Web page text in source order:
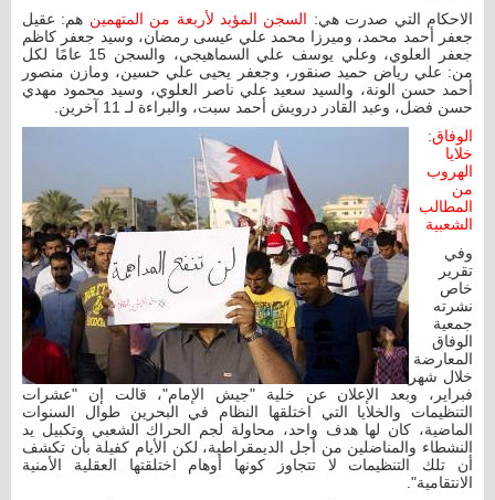
الاحكام التي صدرت هي: السجن المؤبد لأربعة من المتهمين هم: عقيل
جعفر أحمد محمد، وميرزا محمد علي عيسى رمضان، وسيد جعفر كاظم
جعفر العلوي، وعلي يوسف علي السماهيجي، والسجن 15 عامًا لكل
من: علي رياض حميد صنقور، وجعفر يحيى علي حسين، ومازن منصور
أحمد حسن الونة، والسيد سعيد علي ناصر العلوي، وسيد محمود مهدي
حسن فضل، وعبد القادر درويش أحمد سبت، والبراءة لـ 11 آخرين.
الوفاق:
خلايا
الهروب
من
المطالب
الشعبية
وفي
تقرير
خاص
نشرته
جمعية
الوفاق
المعارضة
خلال شهر
فبراير، وبعد الإعلان عن خلية "جيش الإمام"، قالت إن "عشرات
التنظيمات والخلايا التي اختلقها النظام في البحرين طوال السنوات
الماضية، كان لها هدف واحد، محاولة لجم الحراك الشعبي وتكبيل يد
النشطاء والمناضلين من أجل الديمقراطية، لكن الأيام كفيلة بأن تكشف
أن تلك التنظيمات لا تتجاوز كونها أوهام اختلقتها العقلية الأمنية
الانتقامية".